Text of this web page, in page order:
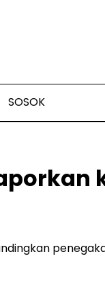
SOSOK